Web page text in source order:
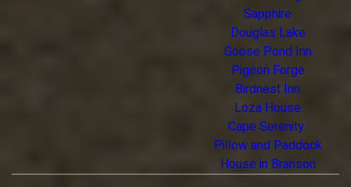
Sapphire
Douglas Lake
Goose Pond Inn
Pigeon Forge
Birdnest Inn
Loza House
Cape Serenity
Pillow and Paddock
House in Branson